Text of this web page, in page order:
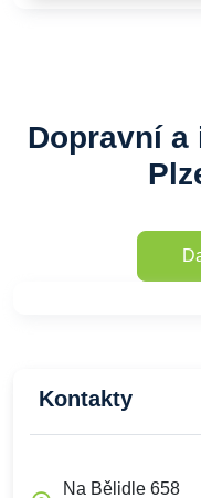
Dopravní
Kontakty
Na Bělidle 658